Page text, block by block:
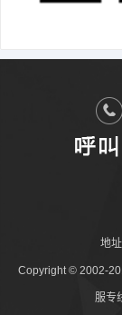
地
Copyright © 2002-
服专